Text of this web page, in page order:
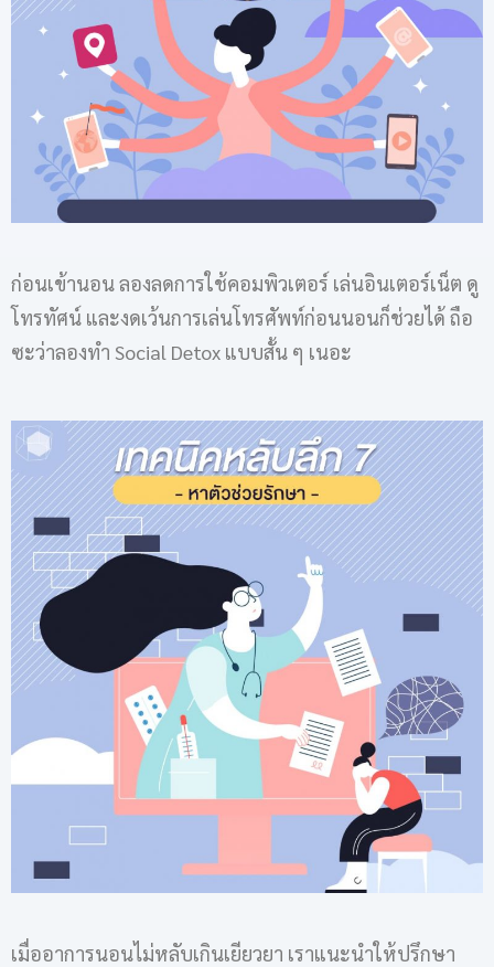
ก่อนเข้านอน ลองลดการใช้คอมพิวเตอร์ เล่นอินเตอร์เน็ต ดู
โทรทัศน์ และงดเว้นการเล่นโทรศัพท์ก่อนนอนก็ช่วยได้ ถือ
ซะว่าลองทำ Social Detox แบบสั้น ๆ เนอะ
เมื่ออาการนอนไม่หลับเกินเยียวยา เราแนะนำให้ปรึกษา